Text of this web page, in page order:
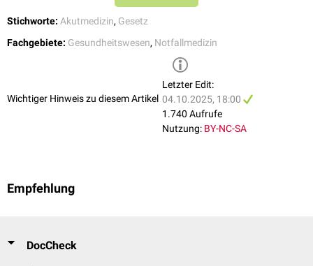
Stichworte: Akutmedizin, Gesetz
Fachgebiete: Gesundheitswesen, Notfallmedizin
Wichtiger Hinweis zu diesem Artikel
Letzter Edit:
04.10.2025, 18:00
1.740 Aufrufe
Nutzung: BY-NC-SA
Empfehlung
DocCheck